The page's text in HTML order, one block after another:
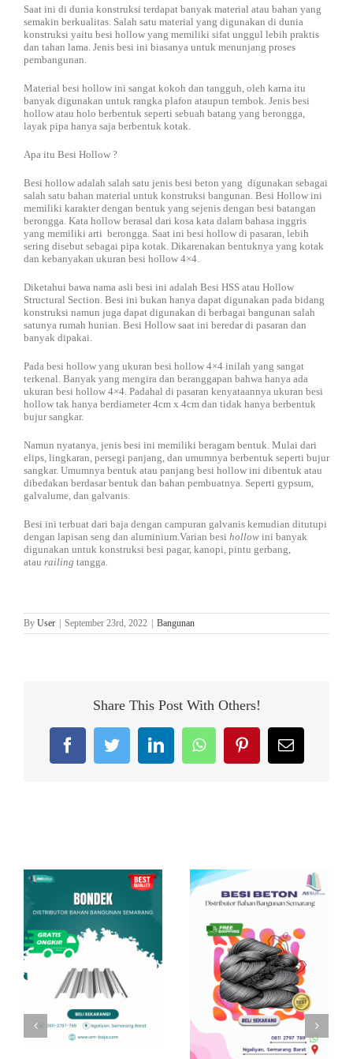
Saat ini di dunia konstruksi terdapat banyak material atau bahan yang
semakin berkualitas. Salah satu material yang digunakan di dunia
konstruksi yaitu besi hollow yang memiliki sifat unggul lebih praktis
dan tahan lama. Jenis besi ini biasanya untuk menunjang proses
pembangunan.
Material besi hollow ini sangat kokoh dan tangguh, oleh karna itu
banyak digunakan untuk rangka plafon ataupun tembok. Jenis besi
hollow atau holo berbentuk seperti sebuah batang yang berongga,
layak pipa hanya saja berbentuk kotak.
Apa itu Besi Hollow ?
Besi hollow adalah salah satu jenis besi beton yang digunakan sebagai
salah satu bahan material untuk konstruksi bangunan. Besi Hollow ini
memiliki karakter dengan bentuk yang sejenis dengan besi batangan
berongga. Kata hollow berasal dari kosa kata dalam bahasa inggris
yang memiliki arti berongga. Saat ini besi hollow di pasaran, lebih
sering disebut sebagai pipa kotak. Dikarenakan bentuknya yang kotak
dan kebanyakan ukuran besi hollow 4×4.
Diketahui bawa nama asli besi ini adalah Besi HSS atau Hollow
Structural Section. Besi ini bukan hanya dapat digunakan pada bidang
konstruksi namun juga dapat digunakan di berbagai bangunan salah
satunya rumah hunian. Besi Hollow saat ini beredar di pasaran dan
banyak dipakai.
Pada besi hollow yang ukuran besi hollow 4×4 inilah yang sangat
terkenal. Banyak yang mengira dan beranggapan bahwa hanya ada
ukuran besi hollow 4×4. Padahal di pasaran kenyataannya ukuran besi
hollow tak hanya berdiameter 4cm x 4cm dan tidak hanya berbentuk
bujur sangkar.
Namun nyatanya, jenis besi ini memiliki beragam bentuk. Mulai dari
elips, lingkaran, persegi panjang, dan umumnya berbentuk seperti bujur
sangkar. Umumnya bentuk atau panjang besi hollow ini dibentuk atau
dibedakan berdasar bentuk dan bahan pembuatnya. Seperti gypsum,
galvalume, dan galvanis.
Besi ini terbuat dari baja dengan campuran galvanis kemudian ditutupi
dengan lapisan seng dan aluminium.Varian besi hollow ini banyak
digunakan untuk konstruksi besi pagar, kanopi, pintu gerbang,
atau railing tangga.
By User September 23rd, 2022 Bangunan
Share This Post With Others!
FacebookTwitterLinkedInWhatsAppPinterestEmail